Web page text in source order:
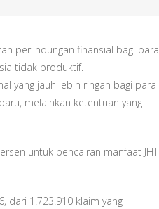
perlindungan finansial bagi para
tidak produktif.
yang jauh lebih ringan bagi para
melainkan ketentuan yang
untuk pencairan manfaat JHT
dari 1.723.910 klaim yang